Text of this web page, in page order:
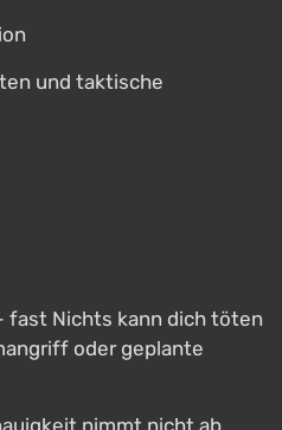
und taktische
fast Nichts kann dich töten
oder geplante
nimmt nicht ab,